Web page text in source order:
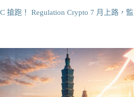
搶跑！ Regulation Crypto 7 月上路，